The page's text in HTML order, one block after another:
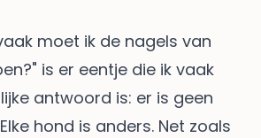
moet ik de nagels van
is er eentje die ik vaak
antwoord is: er is geen
hond is anders. Net zoals